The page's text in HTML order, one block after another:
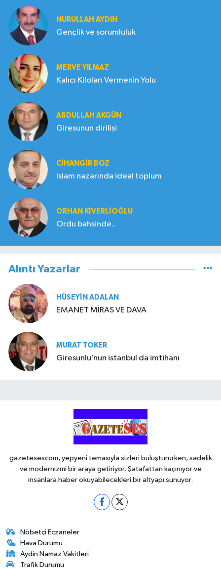
NURULLAH AYDIN
Gençlik ve sorumluluk
MERVE YILMAZ
Kalıcı Kiloları Vermenin Yolu
ABDULLAH AKGÜN
Giresunun dirilişi
CIHANGIR BOZ
İslam nazarında ideal toplum
ORHAN KIVERLIOĞLU
Ordu bahsinde..
Alıntı Yazarlar
HÜSEYIN ADALAN
EMANET MİRAS VE DAVA
MURAT TOKER
Giresunlu’nun istanbul da imtihanı
gazetesescom, yepyeni temasıyla sizleri buluştururken, sadelik
ve modernizmi bir araya getiriyor. Şatafattan kaçınıyor ve
insanlara haber okuyabilecekleri bir altyapı sunuyor.
Nöbetçi Eczaneler
Hava Durumu
Aydin Namaz Vakitleri
Trafik Durumu